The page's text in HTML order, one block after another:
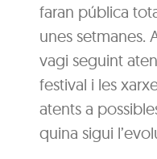
faran pública
unes setmanes.
vagi seguint
festival i les
atents a
quina sigui